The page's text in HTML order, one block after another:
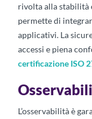
rivolta alla stabilità
permette di
applicativi. La
accessi e piena
certificazione ISO
L’osservabilità è